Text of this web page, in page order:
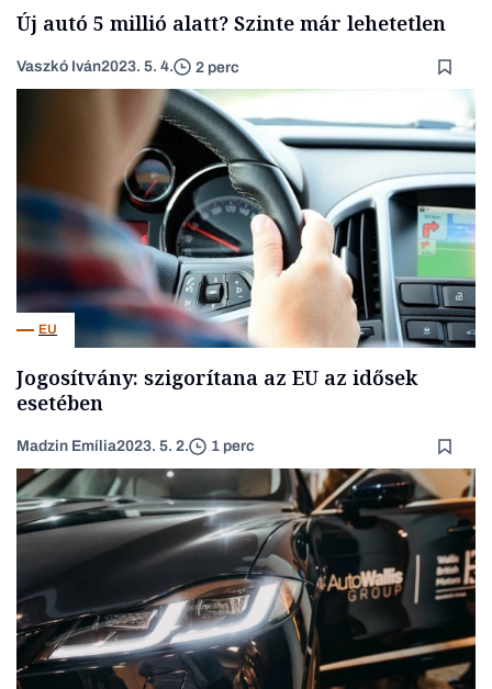
Új autó 5 millió alatt? Szinte már lehetetlen
Vaszkó Iván2023. 5. 4. 2 perc
EU
Jogosítvány: szigorítana az EU az idősek
esetében
Madzin Emília2023. 5. 2. 1 perc